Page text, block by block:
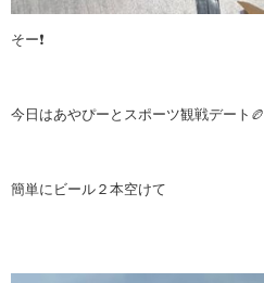
そー❗️
今日はあやぴーとスポーツ観戦デート🏉
簡単にビール２本空けて